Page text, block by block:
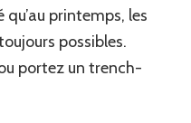
printemps, les
possibles.
portez un trench-